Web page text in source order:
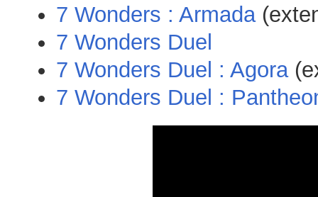
7 Wonders : Armada
7 Wonders Duel
7 Wonders Duel : Agora
7 Wonders Duel :